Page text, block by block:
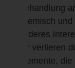
Behandlung
chemisch
anderes
wir verlieren
Elemente,